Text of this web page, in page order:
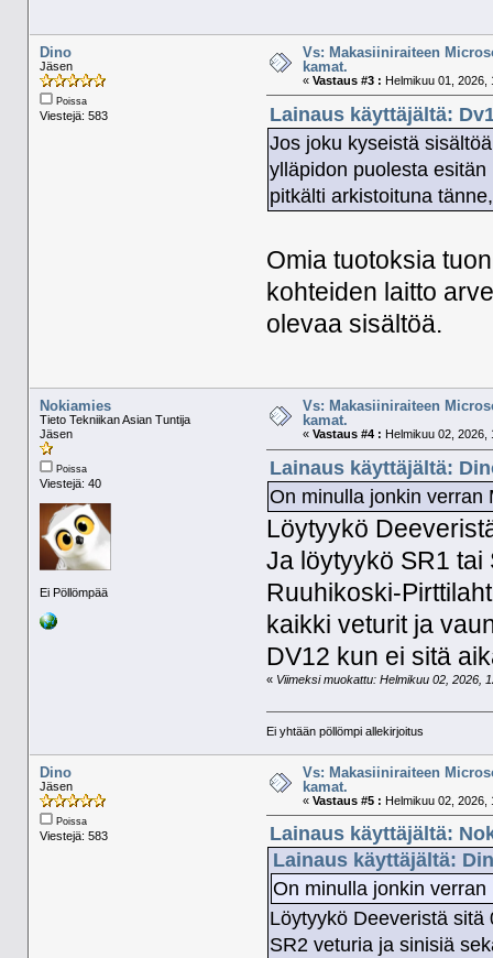
Dino
Jäsen
Poissa
Viestejä: 583
Vs: Makasiiniraiteen
kamat.
« Vastaus #3 : Helmikuu 01, 2026,
Lainaus käyttäjältä:
Jos joku kyseistä
ylläpidon puolesta
pitkälti arkistoituna
Omia tuotoksia
kohteiden laitto
olevaa sisältöä.
Nokiamies
Tieto Tekniikan Asian Tuntija
Jäsen
Poissa
Viestejä: 40
Ei Pöllömpää
Vs: Makasiiniraiteen
kamat.
« Vastaus #4 : Helmikuu 02, 2026,
Lainaus käyttäjältä:
On minulla jonkin verran
Löytyykö
Ja löytyykö SR1
Ruuhikoski-
kaikki veturit ja
DV12 kun ei sitä
« Viimeksi muokattu: Helmikuu 02, 2026,
Ei yhtään pöllömpi allekirjoitus
Dino
Jäsen
Poissa
Viestejä: 583
Vs: Makasiiniraiteen
kamat.
« Vastaus #5 : Helmikuu 02, 2026,
Lainaus käyttäjältä:
Lainaus käyttäjältä:
On minulla jonkin
Löytyykö Deeveristä
SR2 veturia ja sinisiä